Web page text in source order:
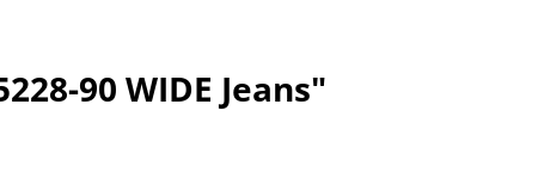
90 WIDE Jeans"